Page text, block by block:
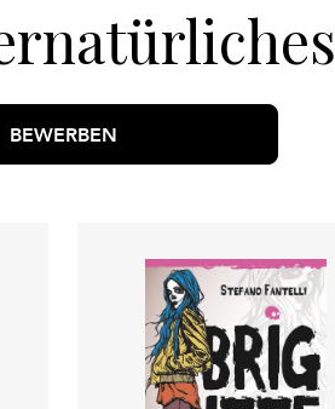
BEWERBEN